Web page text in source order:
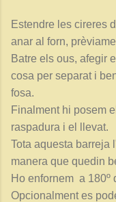
Estendre les cireres
anar al forn,
Batre els ous, afegir
cosa per separat i
fosa.
Finalment hi posem
raspadura i el llevat.
Tota aquesta barreja
manera que quedin
Ho enfornem a 180º
Opcionalment es